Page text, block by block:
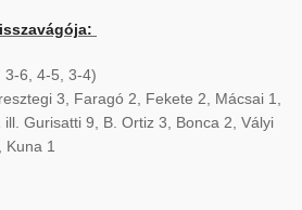
3-6, 4-5, 3-4)
3, Faragó 2, Fekete 2, Mácsai 1,
Gurisatti 9, B. Ortiz 3, Bonca 2, Vályi
Kuna 1